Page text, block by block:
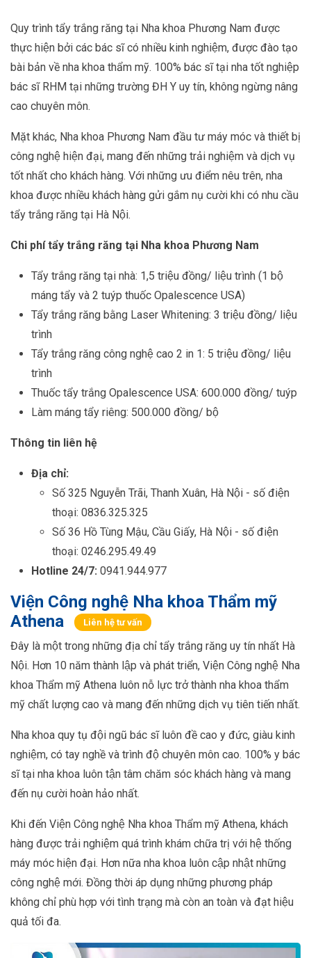
Quy trình tẩy trắng răng tại Nha khoa Phương Nam được
thực hiện bởi các bác sĩ có nhiều kinh nghiệm, được đào tạo
bài bản về nha khoa thẩm mỹ. 100% bác sĩ tại nha tốt nghiệp
bác sĩ RHM tại những trường ĐH Y uy tín, không ngừng nâng
cao chuyên môn.
Mặt khác, Nha khoa Phương Nam đầu tư máy móc và thiết bị
công nghệ hiện đại, mang đến những trải nghiệm và dịch vụ
tốt nhất cho khách hàng. Với những ưu điểm nêu trên, nha
khoa được nhiều khách hàng gửi gắm nụ cười khi có nhu cầu
tẩy trắng răng tại Hà Nội.
Chi phí tẩy trắng răng tại Nha khoa Phương Nam
Tẩy trắng răng tại nhà: 1,5 triệu đồng/ liệu trình (1 bộ
máng tẩy và 2 tuýp thuốc Opalescence USA)
Tẩy trắng răng bằng Laser Whitening: 3 triệu đồng/ liệu
trình
Tẩy trắng răng công nghệ cao 2 in 1: 5 triệu đồng/ liệu
trình
Thuốc tẩy trắng Opalescence USA: 600.000 đồng/ tuýp
Làm máng tẩy riêng: 500.000 đồng/ bộ
Thông tin liên hệ
Địa chỉ:
Số 325 Nguyễn Trãi, Thanh Xuân, Hà Nội - số điện
thoại: 0836.325.325
Số 36 Hồ Tùng Mậu, Cầu Giấy, Hà Nội - số điện
thoại: 0246.295.49.49
Hotline 24/7: 0941.944.977
Viện Công nghệ Nha khoa Thẩm mỹ
Athena
Liên hệ tư vấn
Đây là một trong những địa chỉ tẩy trắng răng uy tín nhất Hà
Nội. Hơn 10 năm thành lập và phát triển, Viện Công nghệ Nha
khoa Thẩm mỹ Athena luôn nỗ lực trở thành nha khoa thẩm
mỹ chất lượng cao và mang đến những dịch vụ tiên tiến nhất.
Nha khoa quy tụ đội ngũ bác sĩ luôn đề cao y đức, giàu kinh
nghiệm, có tay nghề và trình độ chuyên môn cao. 100% y bác
sĩ tại nha khoa luôn tận tâm chăm sóc khách hàng và mang
đến nụ cười hoàn hảo nhất.
Khi đến Viện Công nghệ Nha khoa Thẩm mỹ Athena, khách
hàng được trải nghiệm quá trình khám chữa trị với hệ thống
máy móc hiện đại. Hơn nữa nha khoa luôn cập nhật những
công nghệ mới. Đồng thời áp dụng những phương pháp
không chỉ phù hợp với tình trạng mà còn an toàn và đạt hiệu
quả tối đa.